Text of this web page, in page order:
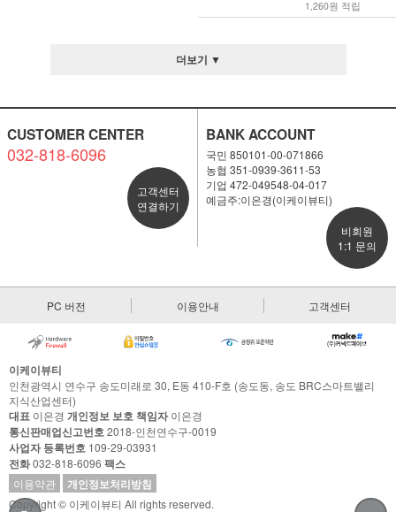
1,260원 적립
더보기 ▼
CUSTOMER CENTER
032-818-6096
고객센터
연결하기
BANK ACCOUNT
국민 850101-00-071866
농협 351-0939-3611-53
기업 472-049548-04-017
예금주:이은경(이케이뷰티)
비회원
1:1 문의
PC 버전 이용안내 고객센터
이케이뷰티
인천광역시 연수구 송도미래로 30, E동 410-F호 (송도동, 송도 BRC스마트밸리
지식산업센터)
대표 이은경 개인정보 보호 책임자이은경
통신판매업신고번호2018-인천연수구-0019
사업자 등록번호 109-29-03931
전화032-818-6096 팩스
이용약관 개인정보처리방침
Copyright © 이케이뷰티 All rights reserved.